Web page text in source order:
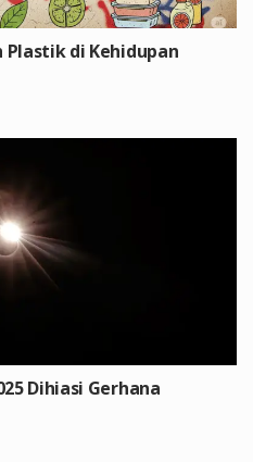
Plastik di Kehidupan
Dihiasi Gerhana